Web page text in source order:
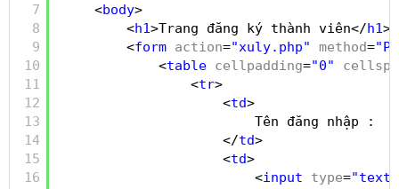
7
8
9
10
11
12
13
14
15
16
<body>
<h1>Trang đăng ký thành viên</h1>
<form action="xuly.php" method=
<table cellpadding="0"
<tr>
<td>
Tên đăng nhập :
</td>
<td>
<input type="text"